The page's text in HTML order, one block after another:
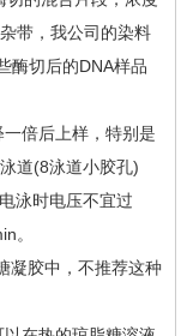
带，我公司的染料
酶切后的DNA样品
倍后上样，特别是
道(8泳道小胶孔)
泳时电压不宜过
。
凝胶中，不推荐这种